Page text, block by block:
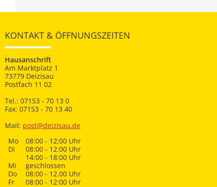
KONTAKT & ÖFFNUNGSZEITEN
Hausanschrift
Am Marktplatz 1
73779 Deizisau
Postfach 11 02
Tel.: 07153 - 70 13 0
Fax: 07153 - 70 13 40
Mail: post@deizisau.de
Mo
08:00 - 12:00 Uhr
Di
08:00 - 12:00 Uhr
14:00 - 18:00 Uhr
Mi
geschlossen
Do
08:00 - 12.00 Uhr
Fr
08:00 - 12:00 Uhr